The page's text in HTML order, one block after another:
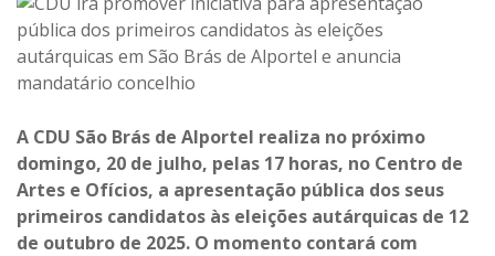
A CDU São Brás de Alportel realiza no próximo
domingo, 20 de julho, pelas 17 horas, no Centro de
Artes e Ofícios, a apresentação pública dos seus
primeiros candidatos às eleições autárquicas de 12
de outubro de 2025. O momento contará com